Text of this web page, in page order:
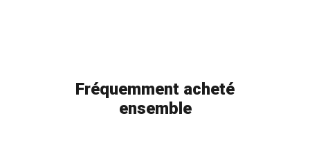
Fréquemment acheté
ensemble